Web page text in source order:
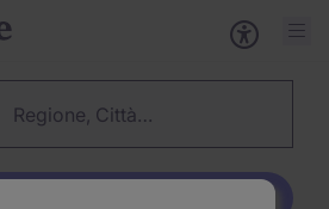
Regione, Città…